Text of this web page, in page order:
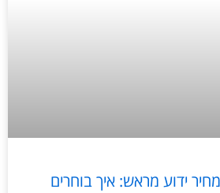
ידוע מראש: איך בוחרים